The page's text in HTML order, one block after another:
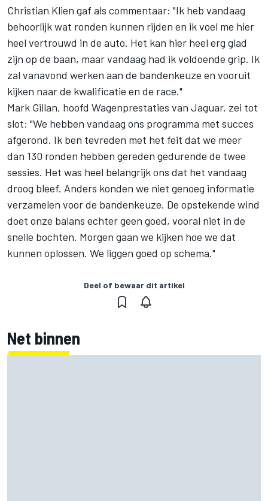
Christian Klien gaf als commentaar: "Ik heb vandaag
behoorlijk wat ronden kunnen rijden en ik voel me hier
heel vertrouwd in de auto. Het kan hier heel erg glad
zijn op de baan, maar vandaag had ik voldoende grip. Ik
zal vanavond werken aan de bandenkeuze en vooruit
kijken naar de kwalificatie en de race."
Mark Gillan, hoofd Wagenprestaties van Jaguar, zei tot
slot: "We hebben vandaag ons programma met succes
afgerond. Ik ben tevreden met het feit dat we meer
dan 130 ronden hebben gereden gedurende de twee
sessies. Het was heel belangrijk ons dat het vandaag
droog bleef. Anders konden we niet genoeg informatie
verzamelen voor de bandenkeuze. De opstekende wind
doet onze balans echter geen goed, vooral niet in de
snelle bochten. Morgen gaan we kijken hoe we dat
kunnen oplossen. We liggen goed op schema."
Deel of bewaar dit artikel
Net binnen